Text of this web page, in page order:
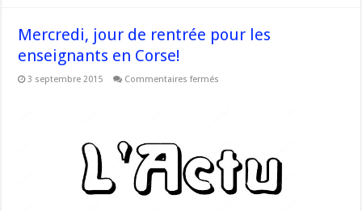
Mercredi, jour de rentrée pour les
enseignants en Corse!
3 septembre 2015 Commentaires fermés
enseignants
en
Corse!